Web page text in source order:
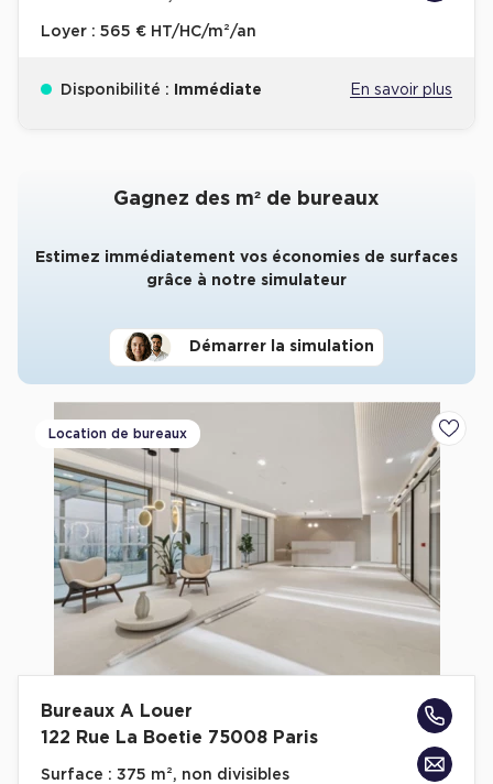
Loyer : 565 € HT/HC/m²/an
Disponibilité : Immédiate En savoir plus
Gagnez des m² de bureaux
Estimez immédiatement vos économies de surfaces
grâce à notre simulateur
Démarrer la simulation
Location de bureaux
Bureaux A Louer
122 Rue La Boetie 75008 Paris
Surface : 375 m², non divisibles